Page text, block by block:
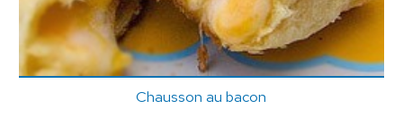
Chausson au bacon